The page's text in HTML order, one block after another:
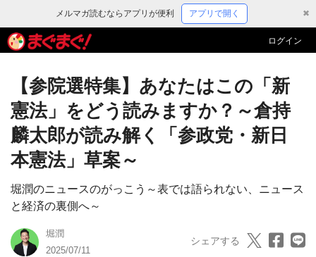
メルマガ読むならアプリが便利 アプリで開く ✖
ログイン
【参院選特集】あなたはこの「新
憲法」をどう読みますか？～倉持
麟太郎が読み解く「参政党・新日
本憲法」草案～
堀潤のニュースのがっこう～表では語られない、ニュース
と経済の裏側へ～
堀潤
2025/07/11
シェアする